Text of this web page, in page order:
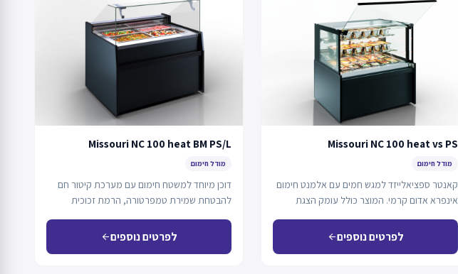
Missouri NC 100 heat vs PS
מודל חימום
קאנטר ספציאלייזד למגש חמים עם אלמנט חימום
אינפרא אדום קרמי. המוצר כולל עומק הצגת
לפרטים נוספיםarrow_back
Missouri NC 100 heat BM PS/L
מודל חימום
דוכן מיוחד למשטח חימום עם מערכת קיטור חם
להבטחת שמירת טמפרטורה, הרמת זכוכית
לפרטים נוספיםarrow_back